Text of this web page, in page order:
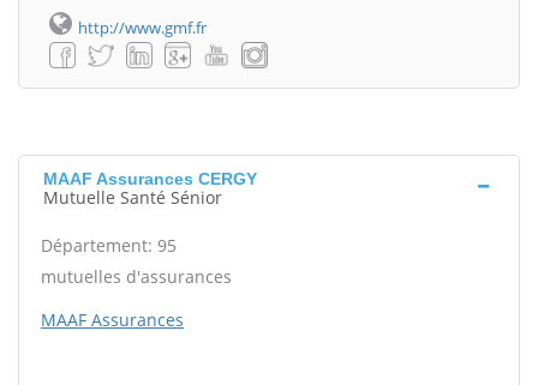
http://www.gmf.fr
MAAF Assurances CERGY
Mutuelle Santé Sénior
Département: 95
mutuelles d'assurances
MAAF Assurances